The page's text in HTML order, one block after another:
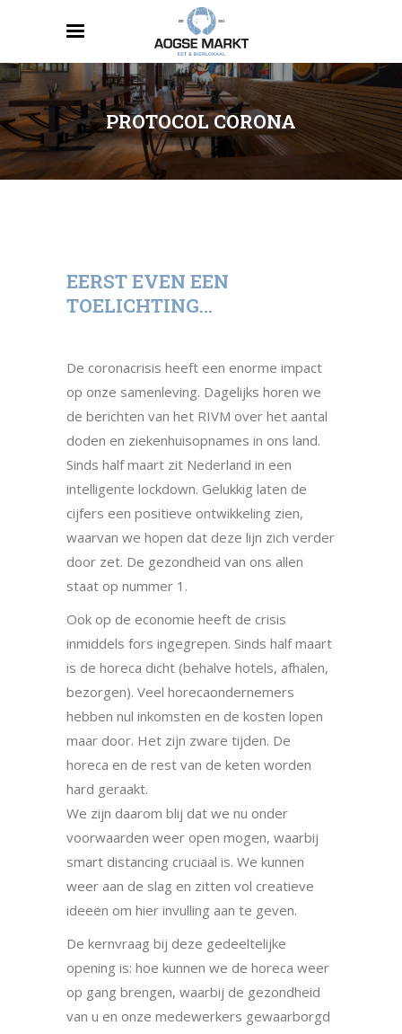
PROTOCOL CORONA
EERST EVEN EEN
TOELICHTING…
De coronacrisis heeft een enorme impact
op onze samenleving. Dagelijks horen we
de berichten van het RIVM over het aantal
doden en ziekenhuisopnames in ons land.
Sinds half maart zit Nederland in een
intelligente lockdown. Gelukkig laten de
cijfers een positieve ontwikkeling zien,
waarvan we hopen dat deze lijn zich verder
door zet. De gezondheid van ons allen
staat op nummer 1.
Ook op de economie heeft de crisis
inmiddels fors ingegrepen. Sinds half maart
is de horeca dicht (be­halve hotels, afhalen,
bezorgen). Veel horecaondernemers
hebben nul inkomsten en de kosten lopen
maar door. Het zijn zware tijden. De
horeca en de rest van de keten worden
hard geraakt.
We zijn daarom blij dat we nu onder
voorwaarden weer open mogen, waarbij
smart distancing cruci­aal is. We kunnen
weer aan de slag en zitten vol creatieve
ideeën om hier invulling aan te geven.
De kernvraag bij deze gedeeltelijke
opening is: hoe kunnen we de horeca weer
op gang brengen, waarbij de gezondheid
van u en onze medewerkers gewaarborgd